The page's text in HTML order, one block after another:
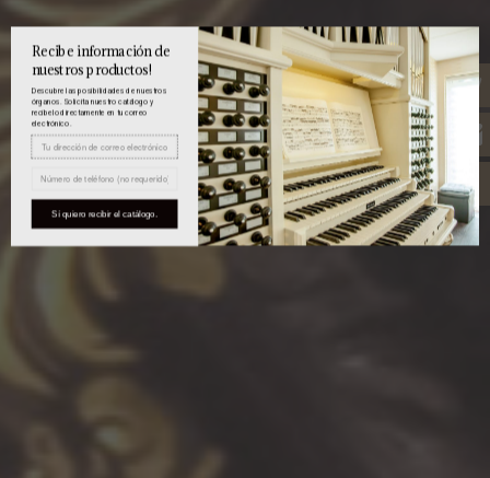
Recibe información de
nuestros productos!
Descubre las posibilidades de nuestros
órganos. Solicita nuestro catálogo y
recíbelo directamente en tu correo
electrónico.
Sí quiero recibir el catálogo.